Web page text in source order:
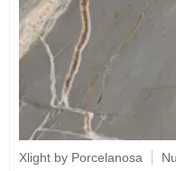
Xlight by Porcelanosa